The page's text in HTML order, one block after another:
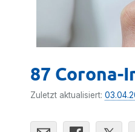
87 Corona-
Zuletzt aktualisiert: